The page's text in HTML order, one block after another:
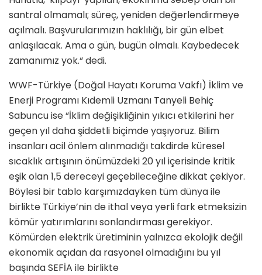
santral olmamalı; süreç, yeniden değerlendirmeye
açılmalı. Başvurularımızın haklılığı, bir gün elbet
anlaşılacak. Ama o gün, bugün olmalı. Kaybedecek
zamanımız yok.“ dedi.
WWF-Türkiye (Doğal Hayatı Koruma Vakfı) İklim ve
Enerji Programı Kıdemli Uzmanı Tanyeli Behiç
Sabuncu ise “İklim değişikliğinin yıkıcı etkilerini her
geçen yıl daha şiddetli biçimde yaşıyoruz. Bilim
insanları acil önlem alınmadığı takdirde küresel
sıcaklık artışının önümüzdeki 20 yıl içerisinde kritik
eşik olan 1,5 dereceyi geçebileceğine dikkat çekiyor.
Böylesi bir tablo karşımızdayken tüm dünya ile
birlikte Türkiye’nin de ithal veya yerli fark etmeksizin
kömür yatırımlarını sonlandırması gerekiyor.
Kömürden elektrik üretiminin yalnızca ekolojik değil
ekonomik açıdan da rasyonel olmadığını bu yıl
başında SEFİA ile birlikte